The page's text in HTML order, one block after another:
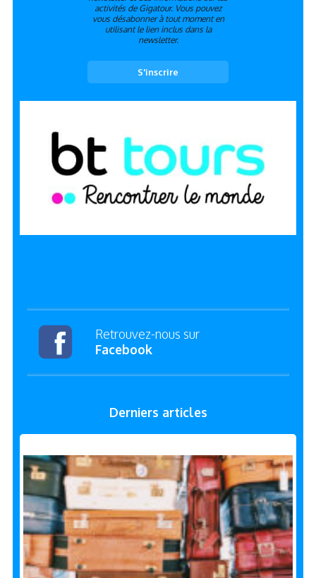
activités de Gigatour. Vous pouvez
vous désabonner à tout moment en
utilisant le lien inclus dans la
newsletter.
Retrouvez-nous sur
Facebook
Derniers articles